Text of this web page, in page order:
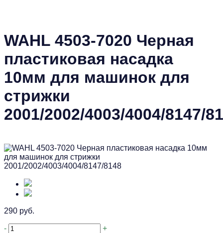
WAHL 4503-7020 Черная
пластиковая насадка
10мм для машинок для
стрижки
2001/2002/4003/4004/8147/
290 руб.
-
+